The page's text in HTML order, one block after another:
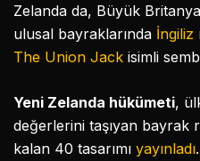
Zelanda da, Büyük
ulusal bayraklarında İngiliz
The Union Jack isimli
Yeni Zelanda hükümeti,
değerlerini taşıyan bayrak
kalan 40 tasarımı yayınladı